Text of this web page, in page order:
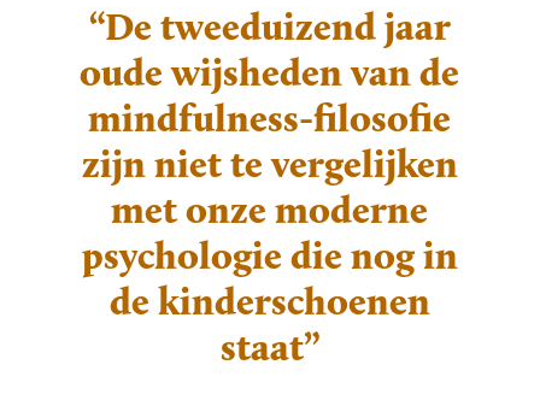
“De tweeduizend jaar
oude wijsheden van de
mindfulness-filosofie
zijn niet te vergelijken
met onze moderne
psychologie die nog in
de kinderschoenen
staat”